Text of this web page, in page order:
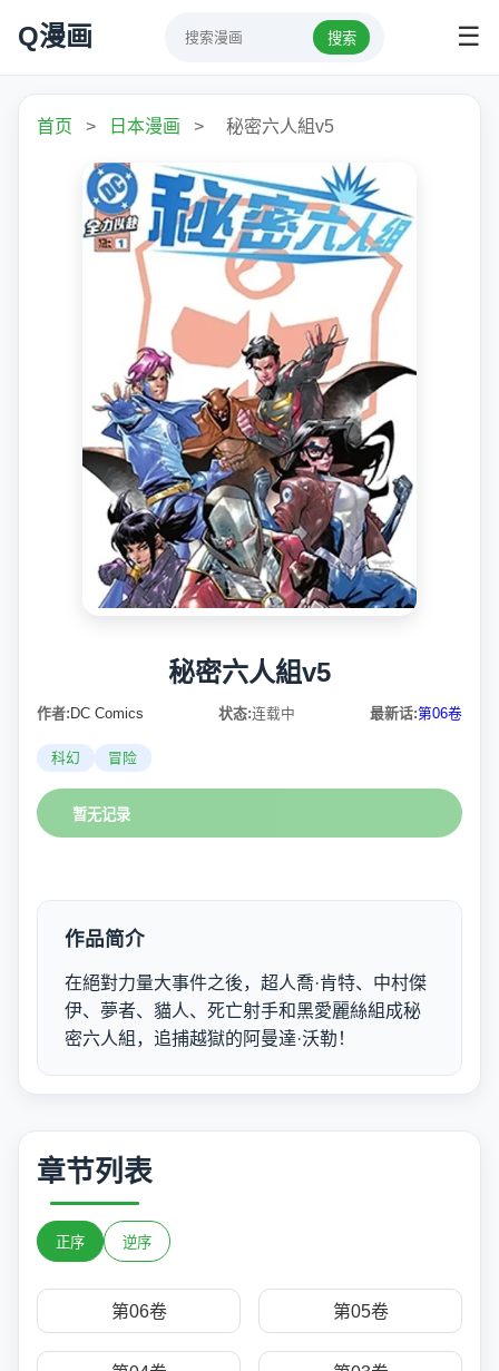
Q漫画 搜索 ☰
首页 > 日本漫画 > 秘密六人組v5
秘密六人組v5
作者: DC Comics 状态:连载中 最新话:第06卷
科幻 冒险
暂无记录
作品简介
在絕對力量大事件之後，超人喬·肯特、中村傑
伊、夢者、貓人、死亡射手和黑愛麗絲組成秘
密六人組，追捕越獄的阿曼達·沃勒！
章节列表
正序 逆序
第06卷 第05卷